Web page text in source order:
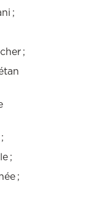
;
;
;
;